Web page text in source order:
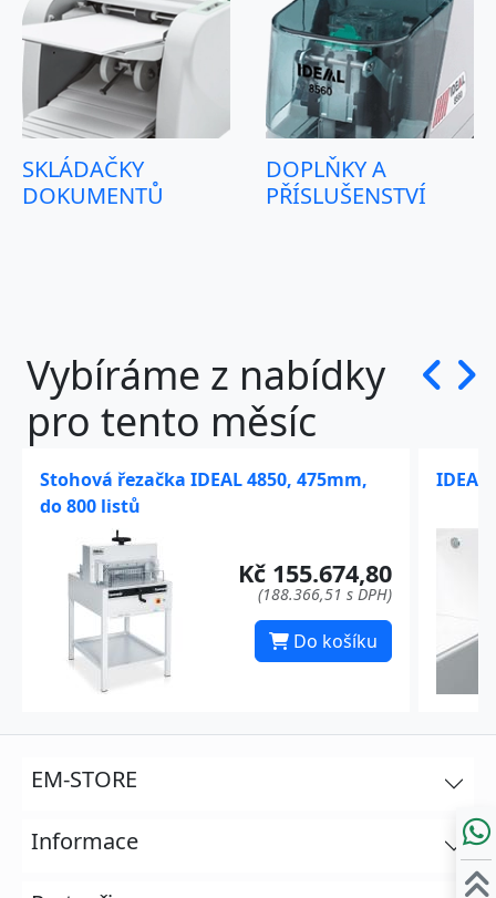
SKLÁDAČKY
DOKUMENTŮ
DOPLŇKY A
PŘÍSLUŠENSTVÍ
Vybíráme z nabídky
pro tento měsíc
Stohová řezačka IDEAL 4850, 475mm,
do 800 listů
Kč 155.674,80
(188.366,51 s DPH)
Do košíku
IDEAL
EM-STORE
Informace